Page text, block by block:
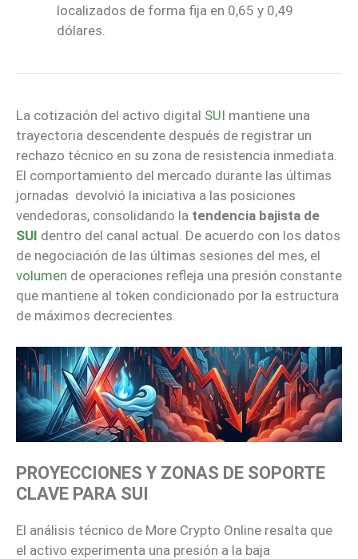
localizados de forma fija en 0,65 y 0,49
dólares.
La cotización del activo digital SUI mantiene una
trayectoria descendente después de registrar un
rechazo técnico en su zona de resistencia inmediata.
El comportamiento del mercado durante las últimas
jornadas devolvió la iniciativa a las posiciones
vendedoras, consolidando la tendencia bajista de
SUI dentro del canal actual. De acuerdo con los datos
de negociación de las últimas sesiones del mes, el
volumen de operaciones refleja una presión constante
que mantiene al token condicionado por la estructura
de máximos decrecientes.
PROYECCIONES Y ZONAS DE SOPORTE
CLAVE PARA SUI
El análisis técnico de More Crypto Online resalta que
el activo experimenta una presión a la baja